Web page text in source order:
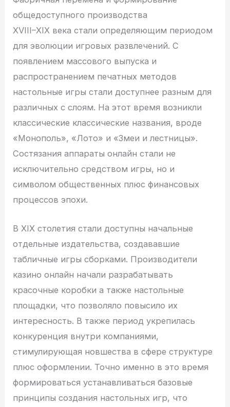
общедоступного производства
XVIII–XIX века стали определяющим периодом
для эволюции игровых развлечений. С
появлением массового выпуска и
распространением печатных методов
настольные игры стали доступнее разным для
различных с слоям. На этот время возникли
классические классические названия, вроде
«Монополь», «Лото» и «Змеи и лестницы».
Состязания аппараты онлайн стали не
исключительно средством игры, но и
символом общественных плюс финансовых
процессов эпохи.
В XIX столетия стали доступны начальные
отдельные издательства, создававшие
табличные игры сборками. Производители
казино онлайн начали разрабатывать
красочные коробки а также настольные
площадки, что позволяло повысило их
интересность. В также период укрепилась
конкуренция внутри компаниями,
стимулирующая новшества в сфере структуре
плюс оформлении. Точно именно в это время
формироваться устанавливаться базовые
принципы создания настольных игр, что